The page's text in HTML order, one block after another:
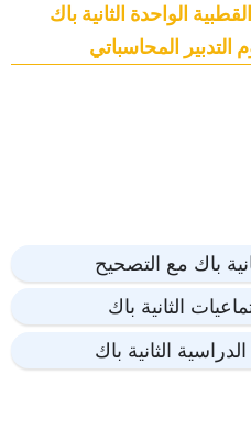
الواحدة الثانية باك
المحاسباتي
باك مع التصحيح
الثانية باك
الثانية باك